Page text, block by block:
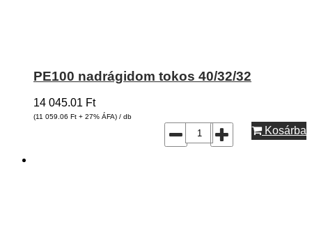
PE100 nadrágidom tokos 40/32/32
14 045.01 Ft
(11 059.06 Ft + 27% ÁFA) / db
Kosárba